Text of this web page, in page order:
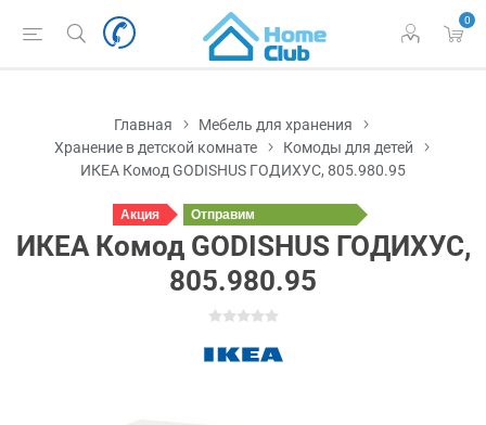
0
Главная
Мебель для хранения
Хранение в детской комнате
Комоды для детей
ИКЕА Комод GODISHUS ГОДИХУС, 805.980.95
Акция
Отправим
завтра
ИКЕА Комод GODISHUS ГОДИХУС,
805.980.95